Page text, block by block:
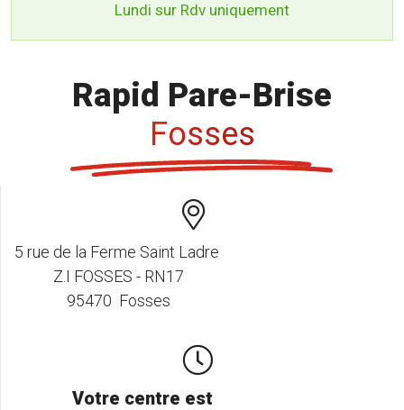
Lundi sur Rdv uniquement
Rapid Pare-Brise
Fosses
5 rue de la Ferme Saint Ladre
Z.I FOSSES - RN17
95470 Fosses
Votre centre est